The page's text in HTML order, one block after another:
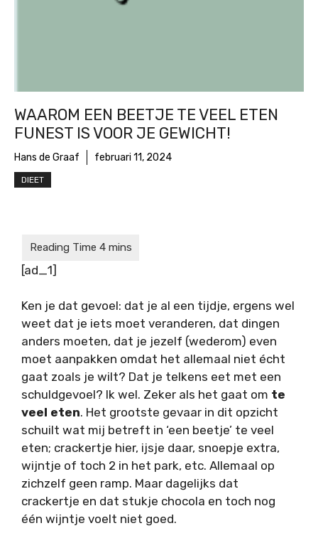
WAAROM EEN BEETJE TE VEEL ETEN
FUNEST IS VOOR JE GEWICHT!
Hans de Graaf februari 11, 2024
DIEET
[ad_1]
Ken je dat gevoel: dat je al een tijdje, ergens wel
weet dat je iets moet veranderen, dat dingen
anders moeten, dat je jezelf (wederom) even
moet aanpakken omdat het allemaal niet écht
gaat zoals je wilt? Dat je telkens eet met een
schuldgevoel? Ik wel. Zeker als het gaat om te
veel eten. Het grootste gevaar in dit opzicht
schuilt wat mij betreft in ‘een beetje’ te veel
eten; crackertje hier, ijsje daar, snoepje extra,
wijntje of toch 2 in het park, etc. Allemaal op
zichzelf geen ramp. Maar dagelijks dat
crackertje en dat stukje chocola en toch nog
één wijntje voelt niet goed.